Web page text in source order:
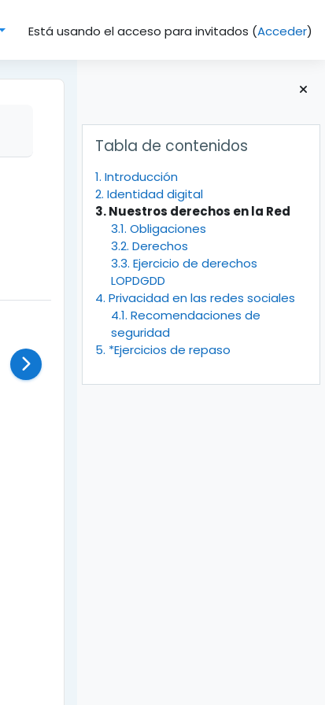
Está usando el acceso para invitados (Acceder)
Bloques
Tabla de contenidos
1. Introducción
2. Identidad digital
3. Nuestros derechos en la Red
3.1. Obligaciones
3.2. Derechos
3.3. Ejercicio de derechos
LOPDGDD
4. Privacidad en las redes sociales
4.1. Recomendaciones de
seguridad
5. *Ejercicios de repaso